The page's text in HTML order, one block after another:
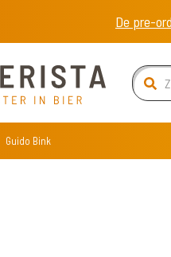
De pre-
Guido Bink